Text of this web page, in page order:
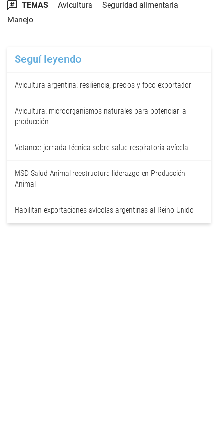
TEMAS Avicultura
Seguridad alimentaria
Manejo
Seguí leyendo
Avicultura argentina: resiliencia, precios y foco exportador
Avicultura: microorganismos naturales para potenciar la
producción
Vetanco: jornada técnica sobre salud respiratoria avícola
MSD Salud Animal reestructura liderazgo en Producción
Animal
Habilitan exportaciones avícolas argentinas al Reino Unido